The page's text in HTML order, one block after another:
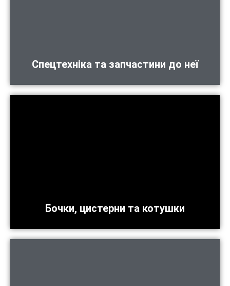
Спецтехніка та запчастини до неї
Бочки, цистерни та котушки